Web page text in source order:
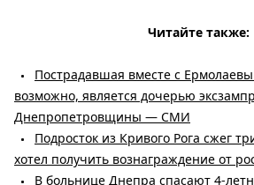
Читайте также:
Пострадавшая вместе с
возможно, является дочерью
Днепропетровщины — СМИ
Подросток из Кривого Рога сжег
хотел получить вознаграждение от
В больнице Днепра спасают 4-